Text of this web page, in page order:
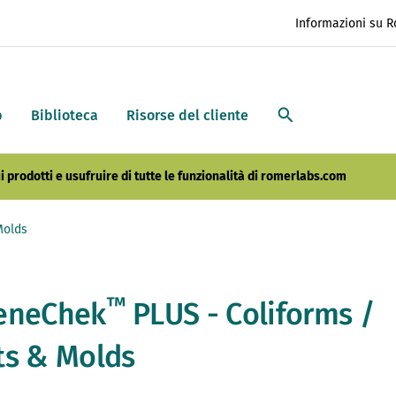
Biblioteca Risorse del cliente
Informazioni su
e usufruire di tutte le funzionalità di romerlabs.com
™PLUS - Coliforms /
& Molds